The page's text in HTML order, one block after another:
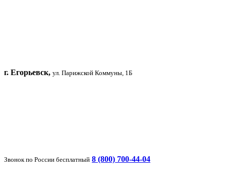
г. Егорьевск, ул. Парижской Коммуны, 1Б
Звонок по России бесплатный 8 (800) 700-44-04